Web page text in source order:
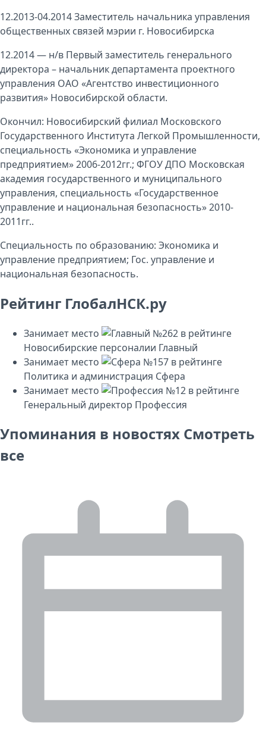
12.2013-04.2014 Заместитель начальника управления
общественных связей мэрии г. Новосибирска
12.2014 — н/в Первый заместитель генерального
директора – начальник департамента проектного
управления ОАО «Агентство инвестиционного
развития» Новосибирской области.
Окончил: Новосибирский филиал Московского
Государственного Института Легкой Промышленности,
специальность «Экономика и управление
предприятием» 2006-2012гг.; ФГОУ ДПО Московская
академия государственного и муниципального
управления, специальность «Государственное
управление и национальная безопасность» 2010-
2011гг..
Специальность по образованию: Экономика и
управление предприятием; Гос. управление и
национальная безопасность.
Рейтинг ГлобалНСК.ру
Занимает место №262 в рейтинге
Новосибирские персоналии Главный
Занимает место
№157 в рейтинге
Политика и администрация Сфера
Занимает место
№12 в рейтинге
Генеральный директор Профессия
Упоминания в новостях Смотреть
все